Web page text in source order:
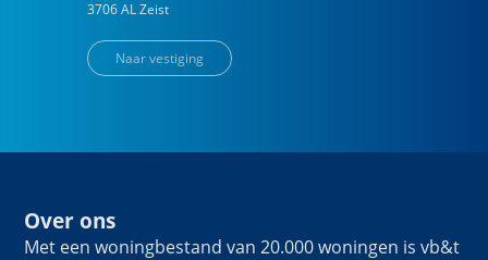
3706 AL Zeist
Naar vestiging
Over ons
Met een woningbestand van 20.000 woningen is vb&t